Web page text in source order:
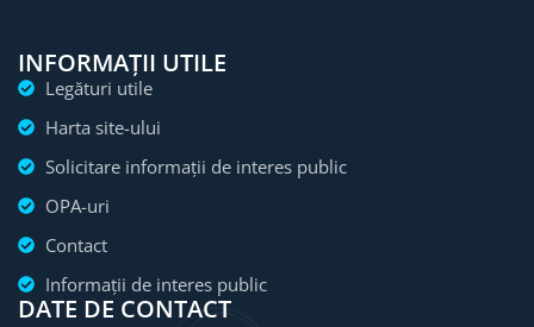
INFORMAȚII UTILE
Legături utile
Harta site-ului
Solicitare informații de interes public
OPA-uri
Contact
Informații de interes public
DATE DE CONTACT